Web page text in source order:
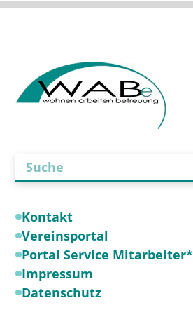
Kontakt
Vereinsportal
Portal Service
Impressum
Datenschutz